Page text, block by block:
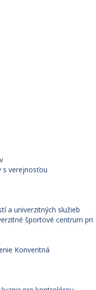
s verejnosťou
a univerzitných služieb
športové centrum pri
Konventná